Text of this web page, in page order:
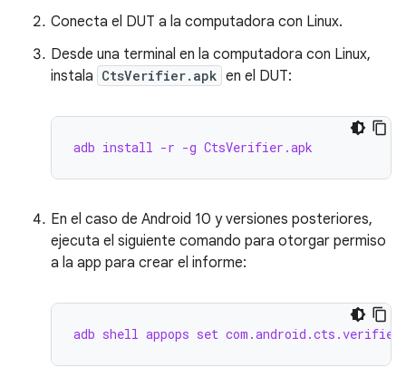
Conecta el DUT a la computadora con Linux.
Desde una terminal en la computadora con Linux,
instala CtsVerifier.apk en el DUT:
adb install -r -g CtsVerifier.apk
En el caso de Android 10 y versiones posteriores,
ejecuta el siguiente comando para otorgar permiso
a la app para crear el informe:
adb shell appops set